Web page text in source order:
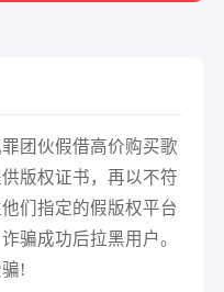
团伙假借高价购买歌
版权证书，再以不符
们指定的假版权平台
骗成功后拉黑用户。
!